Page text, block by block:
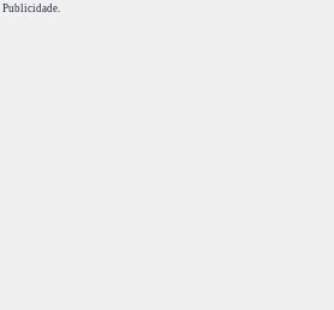
Publicidade.